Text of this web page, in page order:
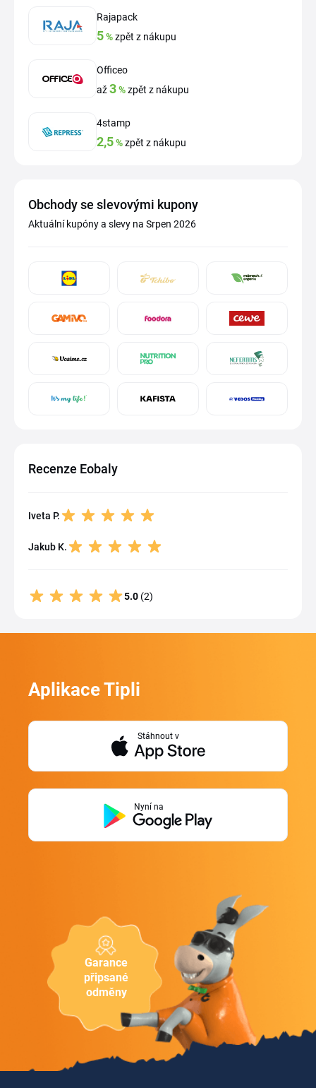
Rajapack
5%zpět z nákupu
Officeo
až3%zpět z nákupu
4stamp
2,5%zpět z nákupu
Obchody se slevovými kupony
Aktuální kupóny a slevy na Srpen 2026
Recenze Eobaly
Iveta P.
Jakub K.
5.0 (2)
Garance
připsané
odměny
Aplikace Tipli
Stáhnout v
Nyní na